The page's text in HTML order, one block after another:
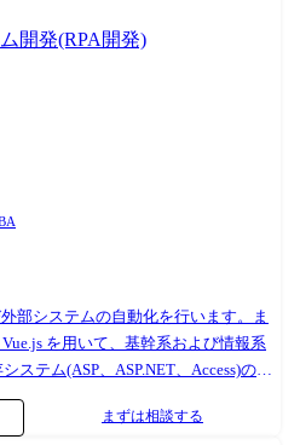
開発(RPA開発)
部システムの自動化を行います。ま
を用いて、基幹系および情報系
テム(ASP、ASP.NET、Access)の改
分析 ・システム企画・立案 ・仕様設
まずは相談する